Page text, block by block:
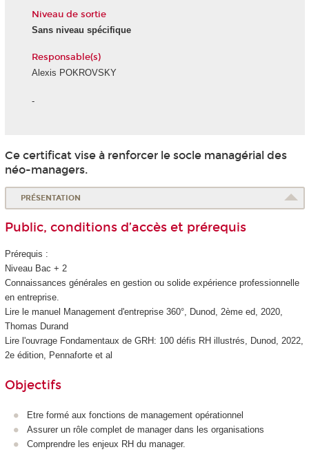
Niveau de sortie
Sans niveau spécifique
Responsable(s)
Alexis POKROVSKY
-
Ce certificat vise à renforcer le socle managérial des
néo-managers.
PRÉSENTATION
Public, conditions d’accès et prérequis
Prérequis :
Niveau Bac + 2
Connaissances générales en gestion ou solide expérience professionnelle
en entreprise.
Lire le manuel Management d'entreprise 360°, Dunod, 2ème ed, 2020,
Thomas Durand
Lire l'ouvrage Fondamentaux de GRH: 100 défis RH illustrés, Dunod, 2022,
2e édition, Pennaforte et al
Objectifs
Etre formé aux fonctions de management opérationnel
Assurer un rôle complet de manager dans les organisations
Comprendre les enjeux RH du manager.